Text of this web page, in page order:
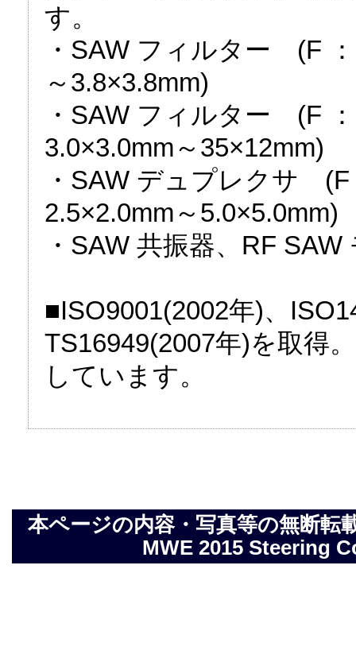
す。
・SAW フィルター (F
～3.8×3.8mm)
・SAW フィルター (F
3.0×3.0mm～35×12mm)
・SAW デュプレクサ
2.5×2.0mm～5.0×5.0mm)
・SAW 共振器、RF
■ISO9001(2002年)、
TS16949(2007年)を取得
しています。
本ページの内容・写真等の無断
MWE 2015 Steering